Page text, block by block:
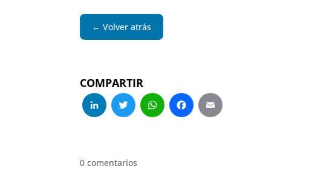
← Volver atrás
COMPARTIR
LinkedIn
Twitter
WhatsApp
Facebook
0 comentarios